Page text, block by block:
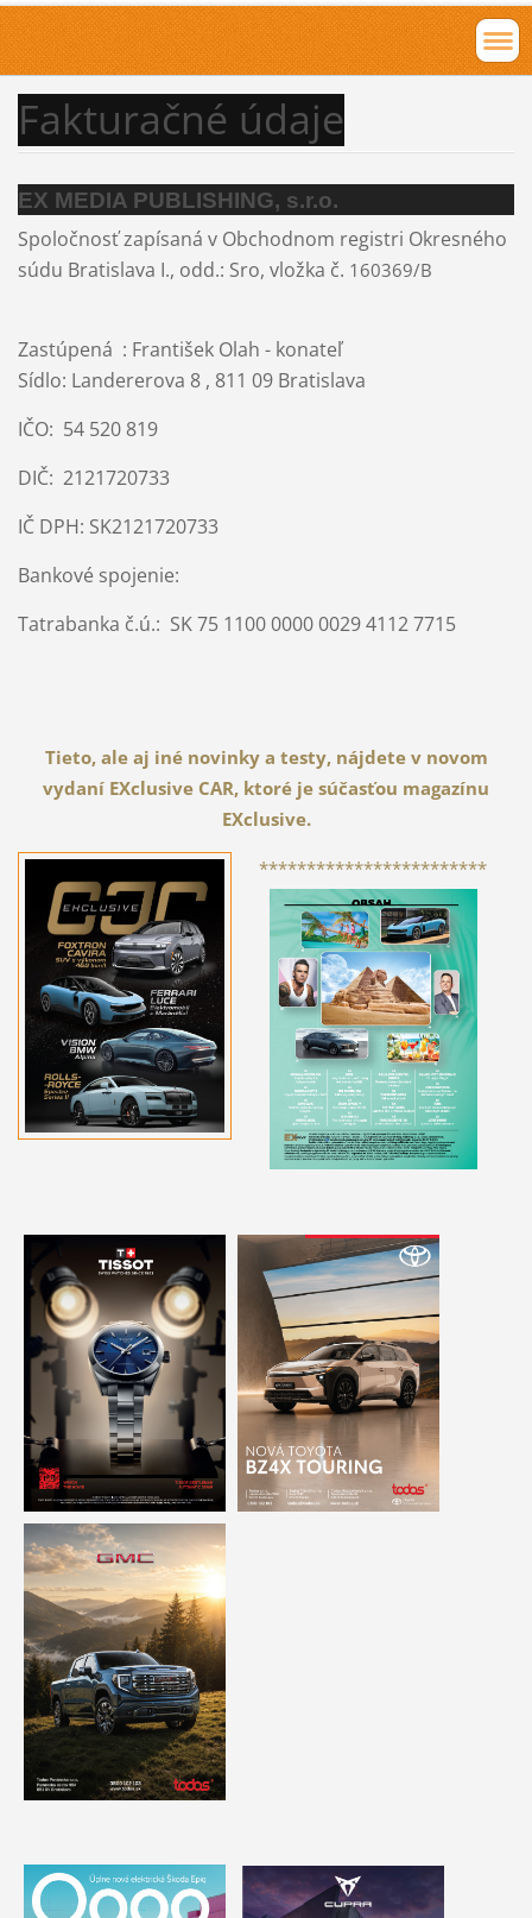
Fakturačné údaje
EX MEDIA PUBLISHING, s.r.o.
Spoločnosť zapísaná v Obchodnom registri Okresného
súdu Bratislava I., odd.: Sro, vložka č. 160369/B
Zastúpená : František Olah - konateľ
Sídlo: Landererova 8, 811 09 Bratislava
IČO: 54 520 819
DIČ: 2121720733
IČ DPH: SK2121720733
Bankové spojenie:
Tatrabanka č.ú.: SK 75 1100 0000 0029 4112 7715
Tieto, ale aj iné novinky a testy, nájdete v novom
vydaní EXclusive CAR, ktoré je súčasťou magazínu
EXclusive.
************************